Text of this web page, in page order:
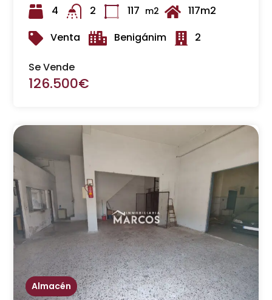
4 2 117 m2
117m2
Venta
Benigánim 2
Se Vende
126.500€
Destacado
Almacén